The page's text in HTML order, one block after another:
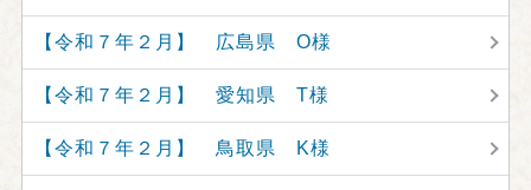
【令和７年２月】 広島県 O様
【令和７年２月】 愛知県 T様
【令和７年２月】 鳥取県 K様